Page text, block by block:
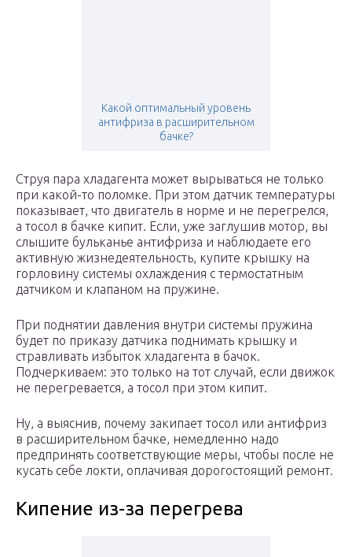
Какой оптимальный уровень
антифриза в расширительном
бачке?
Струя пара хладагента может вырываться не только
при какой-то поломке. При этом датчик температуры
показывает, что двигатель в норме и не перегрелся,
а тосол в бачке кипит. Если, уже заглушив мотор, вы
слышите бульканье антифриза и наблюдаете его
активную жизнедеятельность, купите крышку на
горловину системы охлаждения с термостатным
датчиком и клапаном на пружине.
При поднятии давления внутри системы пружина
будет по приказу датчика поднимать крышку и
стравливать избыток хладагента в бачок.
Подчеркиваем: это только на тот случай, если движок
не перегревается, а тосол при этом кипит.
Ну, а выяснив, почему закипает тосол или антифриз
в расширительном бачке, немедленно надо
предпринять соответствующие меры, чтобы после не
кусать себе локти, оплачивая дорогостоящий ремонт.
Кипение из-за перегрева